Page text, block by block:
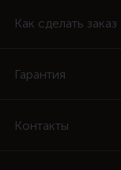
Как сделать заказ
Гарантия
Контакты